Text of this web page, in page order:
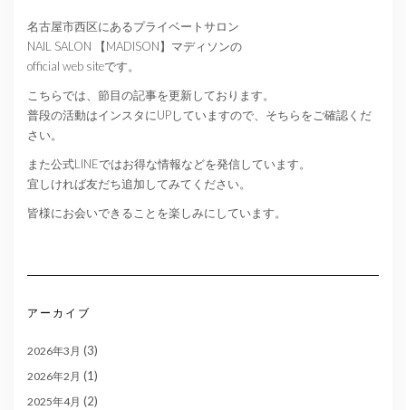
名古屋市西区にあるプライベートサロン
NAIL SALON 【MADISON】マディソンの
official web siteです。
こちらでは、節目の記事を更新しております。
普段の活動はインスタにUPしていますので、そちらをご確認くだ
さい。
また公式LINEではお得な情報などを発信しています。
宜しければ友だち追加してみてください。
皆様にお会いできることを楽しみにしています。
アーカイブ
2026年3月 (3)
2026年2月 (1)
2025年4月 (2)